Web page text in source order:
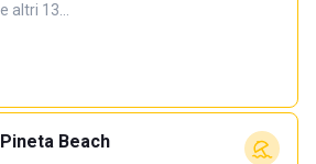
e altri 13…
Pineta Beach